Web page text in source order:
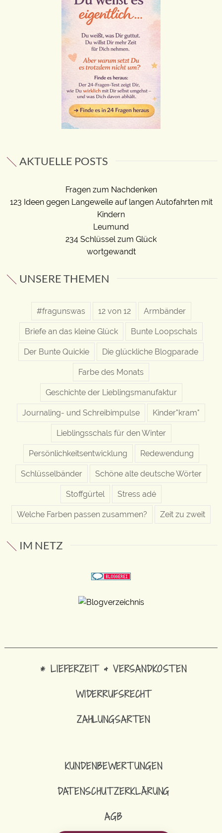
AKTUELLE POSTS
Fragen zum Nachdenken
123 Ideen gegen Langeweile auf langen Autofahrten mit
Kindern
Leumund
234 Schlüssel zum Glück
wortgewandt
UNSERE THEMEN
#fragunswas 12 von 12 Armbänder
Briefe an das kleine Glück Bunte Loopschals
Der Bunte Quickie Die glückliche Blogparade
Farbe des Monats
Geschichte der Lieblingsmanufaktur
Journaling- und Schreibimpulse Kinder"kram"
Lieblingsschals für den Winter
Persönlichkeitsentwicklung Redewendung
Schlüsselbänder Schöne alte deutsche Wörter
Stoffgürtel Stress adé
Welche Farben passen zusammen? Zeit zu zweit
IM NETZ
* LIEFERZEIT & VERSANDKOSTEN
WIDERRUFSRECHT
ZAHLUNGSARTEN
KUNDENBEWERTUNGEN
DATENSCHUTZERKLÄRUNG
AGB